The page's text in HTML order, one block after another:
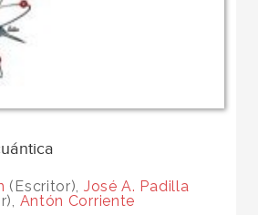
(Escritor), José A. Padilla
Antón Corriente